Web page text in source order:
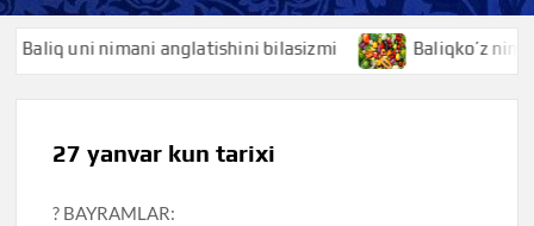
uni nimani anglatishini bilasizmi Baliqko’z nimani
27 yanvar kun tarixi
? BAYRAMLAR: